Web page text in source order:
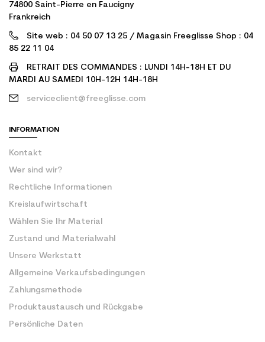
74800 Saint-Pierre en Faucigny
Frankreich
Site web : 04 50 07 13 25 / Magasin Freeglisse Shop : 04
85 22 11 04
RETRAIT DES COMMANDES : LUNDI 14H-18H ET DU
MARDI AU SAMEDI 10H-12H 14H-18H
serviceclient@freeglisse.com
INFORMATION
Kontakt
Wer sind wir?
Rechtliche Informationen
Kreislaufwirtschaft
Wählen Sie Ihr Material
Zustand und Materialwahl
Unsere Werkstatt
Allgemeine Verkaufsbedingungen
Zahlungsmethode
Produktaustausch und Rückgabe
Persönliche Daten